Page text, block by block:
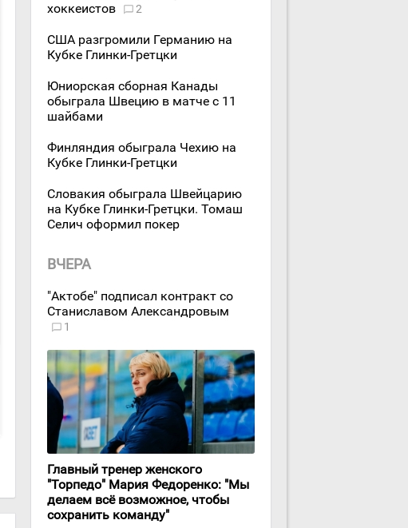
хоккеистов
2
США разгромили Германию на
Кубке Глинки-Гретцки
Юниорская сборная Канады
обыграла Швецию в матче с 11
шайбами
Финляндия обыграла Чехию на
Кубке Глинки-Гретцки
Словакия обыграла Швейцарию
на Кубке Глинки-Гретцки. Томаш
Селич оформил покер
ВЧЕРА
"Актобе" подписал контракт со
Станиславом Александровым
1
Главный тренер женского
"Торпедо" Мария Федоренко: "Мы
делаем всё возможное, чтобы
сохранить команду"